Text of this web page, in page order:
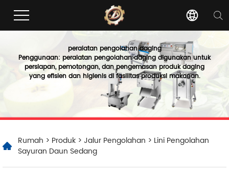
peralatan pengolahan daging
Penggunaan: peralatan pengolahan daging digunakan untuk
persiapan, pemotongan, dan pengemasan produk daging
yang efisien dan higienis di fasilitas produksi makanan.
Rumah > Produk > Jalur Pengolahan > Lini Pengolahan
Sayuran Daun Sedang